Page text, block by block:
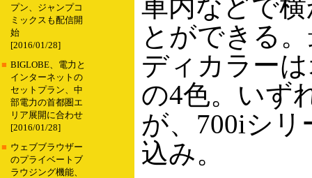
プン、ジャンプコ
ミックスも配信開
始
[2016/01/28]
■ BIGLOBE、電力と
インターネットの
セットプラン、中
部電力の首都圏エ
リア展開に合わせ
[2016/01/28]
■ ウェブブラウザー
のプライベートブ
ラウジング機能、
車内などで
とができる
ディカラー
の4色。いず
が、700iシ
込み。